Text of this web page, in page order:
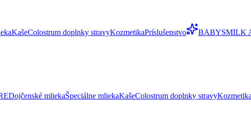
KašeColostrum doplnky stravyKozmetikaPríslušenstvo BABYSMILK
Dojčenské mliekaŠpeciálne mliekaKašeColostrum doplnky stravyKozmetika